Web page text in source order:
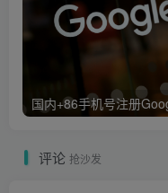
评论 抢沙发